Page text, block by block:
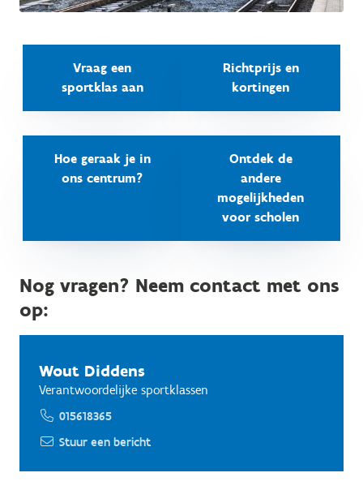
Vraag een
sportklas aan
Richtprijs en
kortingen
Hoe geraak je in
ons centrum?
Ontdek de
andere
mogelijkheden
voor scholen
Nog vragen? Neem contact met ons
op:
Wout Diddens
Verantwoordelijke sportklassen
015618365
Stuur een bericht